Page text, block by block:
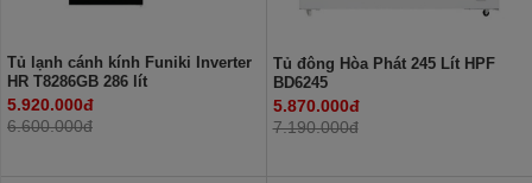
Tủ lạnh cánh kính Funiki Inverter
HR T8286GB 286 lít
5.920.000đ
6.600.000đ
Tủ đông Hòa Phát 245 Lít HPF
BD6245
5.870.000đ
7.190.000đ